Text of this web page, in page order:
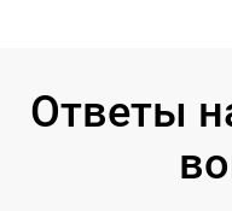
Ответы